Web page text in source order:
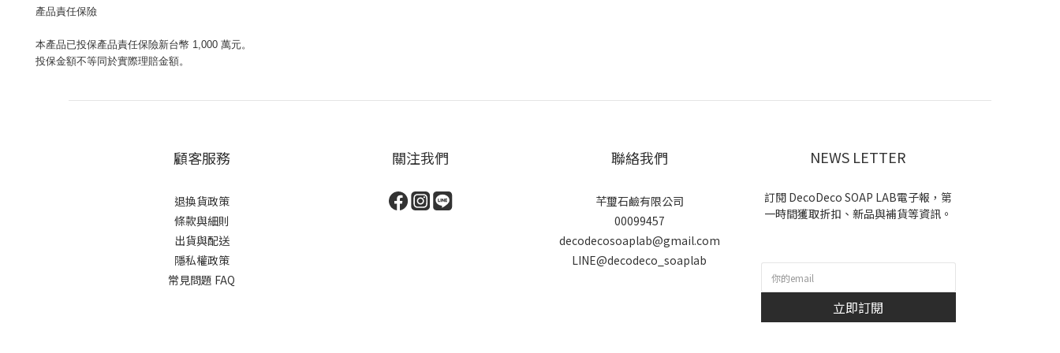
產品責任保險
本產品已投保產品責任保險新台幣 1,000 萬元。
投保金額不等同於實際理賠金額。
顧客服務
退換貨政策
條款與細則
出貨與配送
隱私權政策
常見問題 FAQ
關注我們 聯絡我們
芊璽石鹼有限公司
00099457
decodecosoaplab@gmail.com
LINE@decodeco_soaplab
NEWS LETTER
訂閱 DecoDeco SOAP LAB電子報，第
一時間獲取折扣、新品與補貨等資訊。
立即訂閱